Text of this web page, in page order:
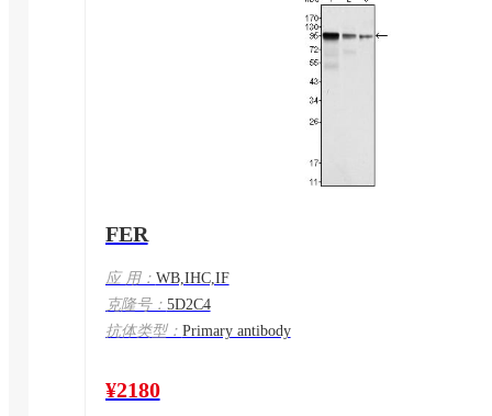
FER
应 用： WB,IHC,IF
克隆号： 5D2C4
抗体类型： Primary antibody
¥2180